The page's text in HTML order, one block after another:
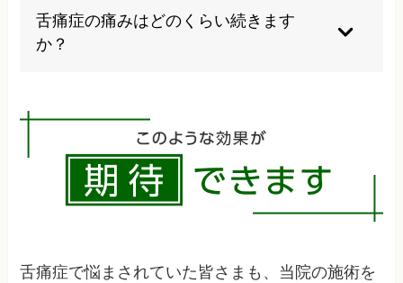
とが多いのです。
が、個人差があり、根気強い治療が必要な場合も
あります。当院では多くの方が症状の大幅な改善
を実感されており、諦めずに治療を続けることが
舌痛症の痛みはどのくらい続きます
か？
ら数年続く場合もあり、早期の適切な治療が症状
軽減の鍵となります。放置すると慢性化しやすい
ため、早めの対応をお勧めします。
舌痛症で悩まされていた皆さまも、当院の施術を